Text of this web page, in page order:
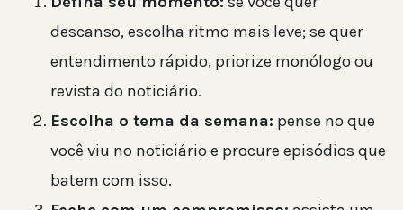
descanso, escolha ritmo mais leve; se quer
entendimento rápido, priorize monólogo ou
revista do noticiário.
Escolha o tema da semana: pense no que
você viu no noticiário e procure episódios que
batem com isso.